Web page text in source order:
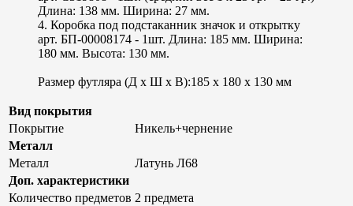
Длина: 138 мм. Ширина: 27 мм.
4. Коробка под подстаканник значок и открытку
арт. БП-00008174 - 1шт. Длина: 185 мм. Ширина:
180 мм. Высота: 130 мм.
Размер футляра (Д х Ш х В):185 x 180 x 130 мм
Вид покрытия
Покрытие
Никель+чернение
Металл
Металл
Латунь Л68
Доп. характеристики
Количество предметов 2 предмета